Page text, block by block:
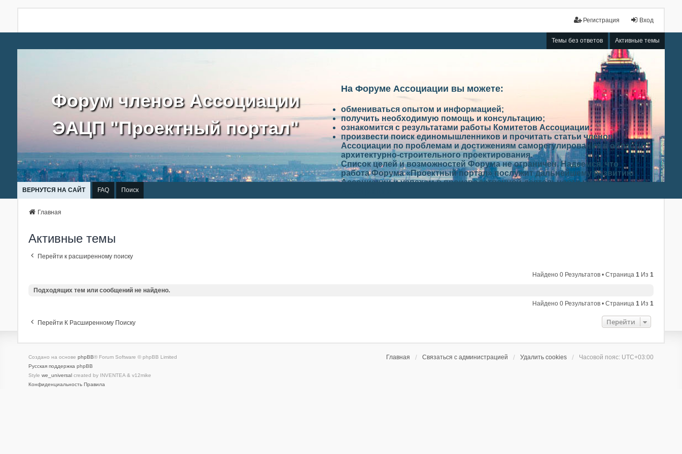
Вход
Регистрация
Темы без ответов Активные темы
Форум членов Ассоциации
ЭАЦП "Проектный портал"
На Форуме Ассоциации вы можете:
обмениваться опытом и информацией;
получить необходимую помощь и консультацию;
ознакомится с результатами работы Комитетов Ассоциации;
произвести поиск единомышленников и прочитать статьи членов
Ассоциации по проблемам и достижениям саморегулирования в области
архитектурно-строительного проектирования.
Список целей и возможностей Форума не ограничен. Надеемся, что
работа Форума «Проектный портал» послужит дальнейшему развитию
Ассоциации и успехам в производственной деятельности членов
ВЕРНУТСЯ НА САЙТ FAQ Поиск
Главная
Активные темы
Перейти к расширенному поиску
Найдено 0 Результатов • Страница1 Из1
Подходящих тем или сообщений не найдено.
Найдено 0 Результатов • Страница1 Из1
Перейти К Расширенному Поиску Перейти
Главная Связаться с администрацией Удалить cookies Часовой пояс: UTC+03:00
Создано на основе phpBB® Forum Software © phpBB Limited
Русская поддержка phpBB
Style we_universalcreated by INVENTEA & v12mike
Конфиденциальность Правила